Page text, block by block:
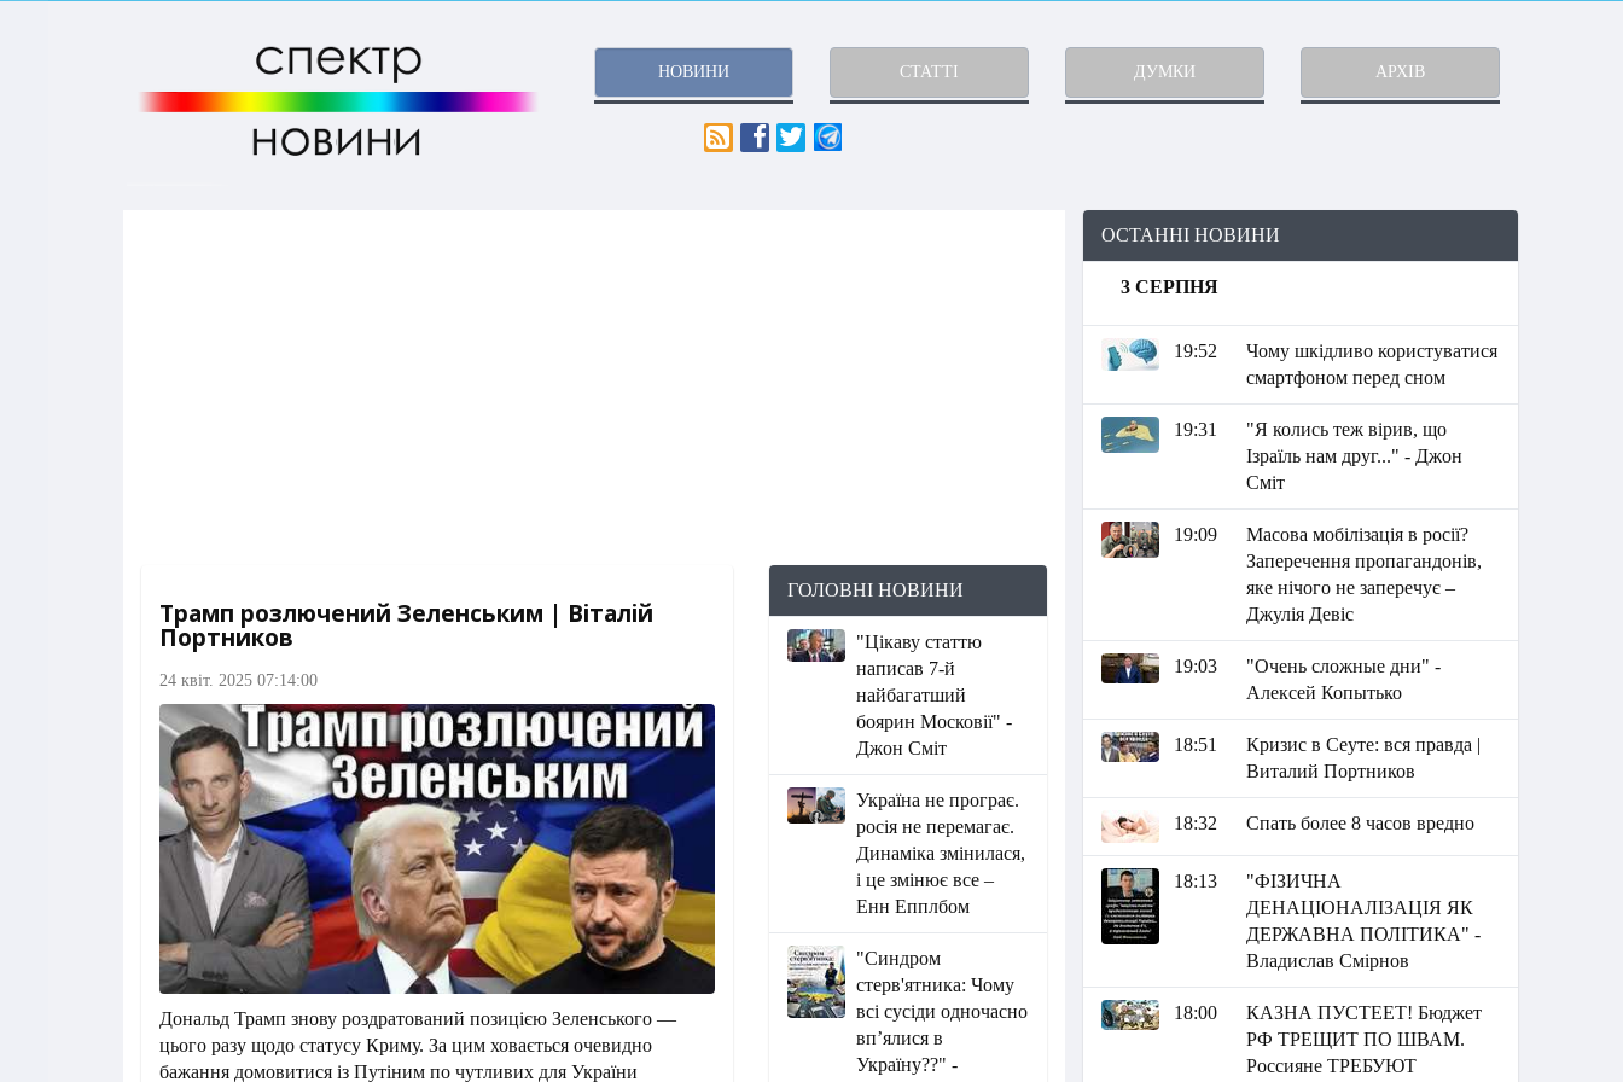
НОВИНИ СТАТТІ ДУМКИ АРХІВ
Трамп розлючений Зеленським | Віталій
Портников
24 квіт. 2025 07:14:00
Дональд Трамп знову роздратований позицією Зеленського —
цього разу щодо статусу Криму. За цим ховається очевидно
бажання домовитися із Путіним по чутливих для України
ГОЛОВНІ НОВИНИ
"Цікаву статтю
написав 7-й
найбагатший
боярин Московії" -
Джон Сміт
Україна не програє.
росія не перемагає.
Динаміка змінилася,
і це змінює все –
Енн Епплбом
"Синдром
стерв'ятника: Чому
всі сусіди одночасно
вп’ялися в
Україну??" -
ОСТАННІ НОВИНИ
3 СЕРПНЯ
19:52
Чому шкідливо користуватися
смартфоном перед сном
19:31
"Я колись теж вірив, що
Ізраїль нам друг..." - Джон
Сміт
19:09
Масова мобілізація в росії?
Заперечення пропагандонів,
яке нічого не заперечує –
Джулія Девіс
19:03
"Очень сложные дни" -
Алексей Копытько
18:51
Кризис в Сеуте: вся правда |
Виталий Портников
18:32 Спать более 8 часов вредно
18:13
"ФІЗИЧНА
ДЕНАЦІОНАЛІЗАЦІЯ ЯК
ДЕРЖАВНА ПОЛІТИКА" -
Владислав Смірнов
18:00
КАЗНА ПУСТЕЕТ! Бюджет
РФ ТРЕЩИТ ПО ШВАМ.
Россияне ТРЕБУЮТ